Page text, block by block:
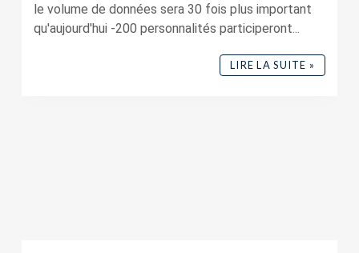
le volume de données sera 30 fois plus important
qu'aujourd'hui -200 personnalités participeront...
LIRE LA SUITE »